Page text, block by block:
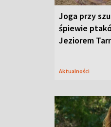
Joga przy
śpiewie
Jeziorem
Aktualności